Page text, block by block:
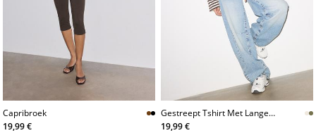
Capribroek
19,99 €
Gestreept Tshirt Met Lange
Mouwen
19,99 €